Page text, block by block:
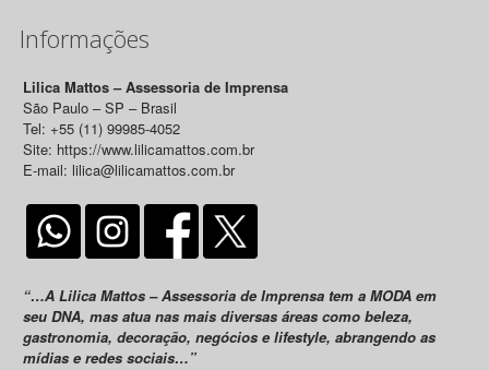
Informações
Lilica Mattos – Assessoria de Imprensa
São Paulo – SP – Brasil
Tel: +55 (11) 99985-4052
Site: https://www.lilicamattos.com.br
E-mail: lilica@lilicamattos.com.br
“…A Lilica Mattos – Assessoria de Imprensa tem a MODA em
seu DNA, mas atua nas mais diversas áreas como beleza,
gastronomia, decoração, negócios e lifestyle, abrangendo as
mídias e redes sociais…”